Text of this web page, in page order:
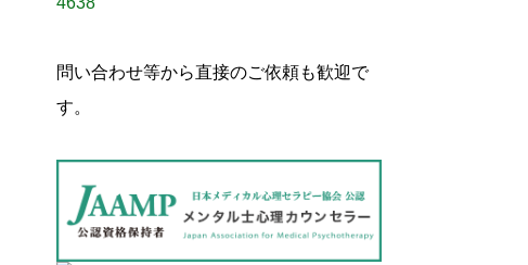
問い合わせ等から直接のご依頼も歓迎で
す。